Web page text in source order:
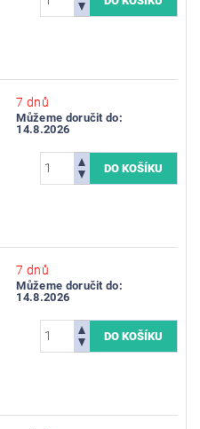
7 dnů
Můžeme doručit do:
14.8.2026
7 dnů
Můžeme doručit do:
14.8.2026